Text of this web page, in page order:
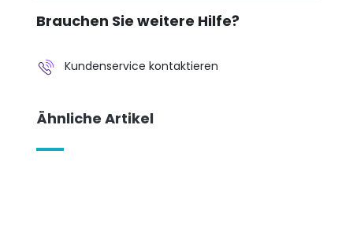
Brauchen Sie weitere Hilfe?
Kundenservice kontaktieren
Ähnliche Artikel